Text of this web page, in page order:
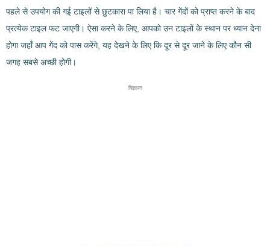
पहले से उपयोग की गई टाइलों से छुटकारा पा लिया है। चार गेंदों को प्राप्त करने के बाद
प्रत्येक टाइल फट जाएगी। ऐसा करने के लिए, आपको उन टाइलों के स्थान पर ध्यान देना
होगा जहाँ आप गेंद को पास करेंगे, यह देखने के लिए कि दूर से दूर जाने के लिए कौन सी
जगह सबसे अच्छी होगी।
विज्ञापन